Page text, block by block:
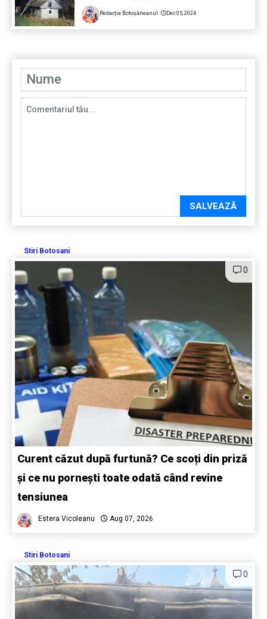
Redacția Botoșăneanul Dec 05, 2024
SALVEAZĂ
Stiri Botosani
0
Curent căzut după furtună? Ce scoți din priză
și ce nu pornești toate odată când revine
tensiunea
Estera Vicoleanu Aug 07, 2026
Stiri Botosani
0